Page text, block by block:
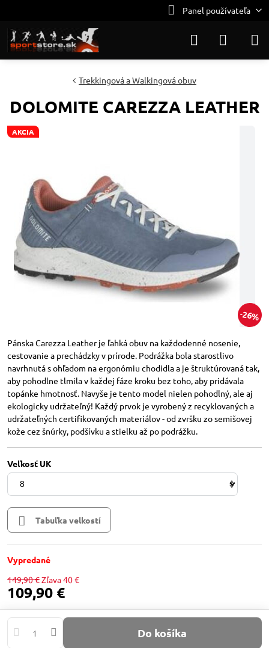
Panel používateľa
AKCIA
26%
Trekkingová a Walkingová obuv
DOLOMITE CAREZZA LEATHER
Pánska Carezza Leather je ľahká obuv na každodenné nosenie,
cestovanie a prechádzky v prírode. Podrážka bola starostlivo
navrhnutá s ohľadom na ergonómiu chodidla a je štruktúrovaná tak,
aby pohodlne tlmila v každej fáze kroku bez toho, aby pridávala
topánke hmotnosť. Navyše je tento model nielen pohodlný, ale aj
ekologicky udržateľný! Každý prvok je vyrobený z recyklovaných a
udržateľných certifikovaných materiálov - od zvršku zo semišovej
kože cez šnúrky, podšívku a stielku až po podrážku.
Veľkosť UK
Tabuľka velkostí
Vypredané
149,90 €Zľava40 €
109,90 €
Do košíka